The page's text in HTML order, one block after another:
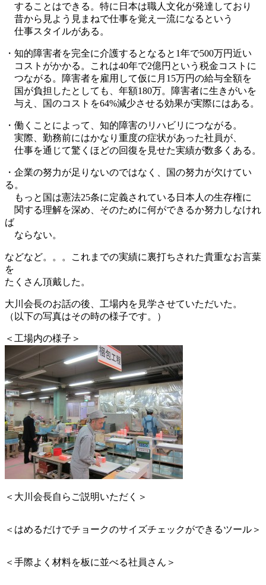
することはできる。特に日本は職人文化が発達しており
昔から見よう見まねで仕事を覚え一流になるという
仕事スタイルがある。
・知的障害者を完全に介護するとなると1年で500万円近い
コストがかかる。これは40年で2億円という税金コストに
つながる。障害者を雇用して仮に月15万円の給与全額を
国が負担したとしても、年額180万。障害者に生きがいを
与え、国のコストを64%減少させる効果が実際にはある。
・働くことによって、知的障害のリハビリにつながる。
実際、勤務前にはかなり重度の症状があった社員が、
仕事を通じて驚くほどの回復を見せた実績が数多くある。
・企業の努力が足りないのではなく、国の努力が欠けてい
る。
もっと国は憲法25条に定義されている日本人の生存権に
関する理解を深め、そのために何ができるか努力しなけれ
ば
ならない。
などなど。。。これまでの実績に裏打ちされた貴重なお言葉
を
たくさん頂戴した。
大川会長のお話の後、工場内を見学させていただいた。
（以下の写真はその時の様子です。）
＜工場内の様子＞
＜大川会長自らご説明いただく＞
＜はめるだけでチョークのサイズチェックができるツール＞
＜手際よく材料を板に並べる社員さん＞